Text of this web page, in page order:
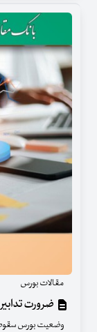
مقالات بورس
ضرورت
وضعیت بورس سقوط